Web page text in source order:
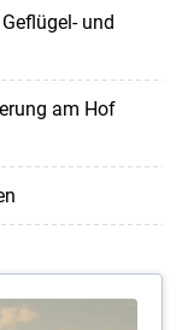
und
am Hof